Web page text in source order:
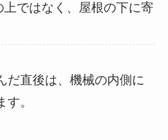
ではなく、屋根の下に寄
だ直後は、機械の内側に
。